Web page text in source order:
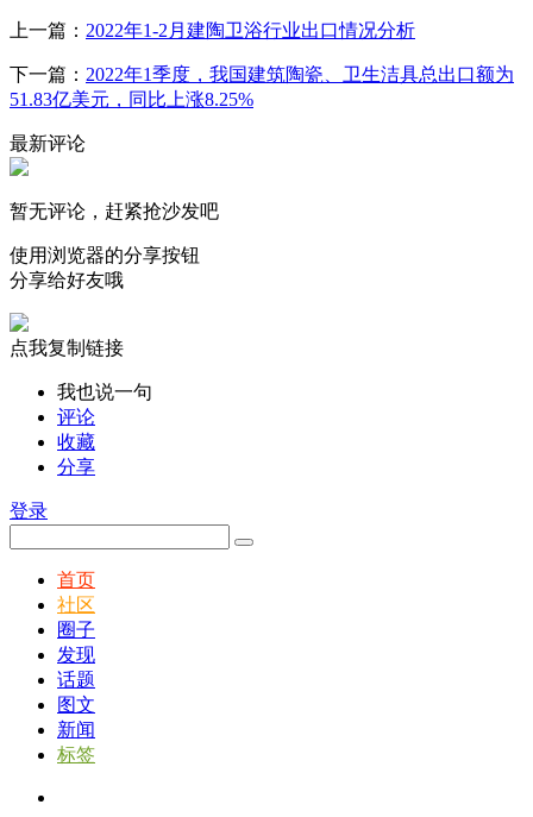
上一篇： 2022年1-2月建陶卫浴行业出口情况分析
下一篇： 2022年1季度，我国建筑陶瓷、卫生洁具总出口额为
51.83亿美元，同比上涨8.25%
最新评论
暂无评论，赶紧抢沙发吧
使用浏览器的分享按钮
分享给好友哦
点我复制链接
我也说一句
评论
收藏
分享
登录
首页
社区
圈子
发现
话题
图文
新闻
标签